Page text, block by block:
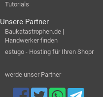
Tutorials
Unsere Partner
Baukatastrophen.de |
Handwerker finden
estugo - Hosting für Ihren Shopr
werde unser Partner